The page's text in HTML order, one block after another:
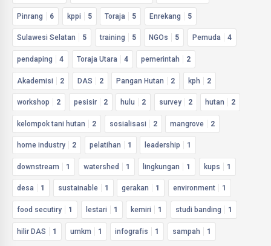
Pinrang 6 kppi 5 Toraja 5 Enrekang 5
Sulawesi Selatan 5 training 5 NGOs 5 Pemuda 4
pendaping 4 Toraja Utara 4 pemerintah 2
Akademisi 2 DAS 2 Pangan Hutan 2 kph 2
workshop 2 pesisir 2 hulu 2 survey 2 hutan 2
kelompok tani hutan 2 sosialisasi 2 mangrove 2
home industry 2 pelatihan 1 leadership 1
downstream 1 watershed 1 lingkungan 1 kups 1
desa 1 sustainable 1 gerakan 1 environment 1
food secutiry 1 lestari 1 kemiri 1 studi banding 1
hilir DAS 1 umkm 1 infografis 1 sampah 1